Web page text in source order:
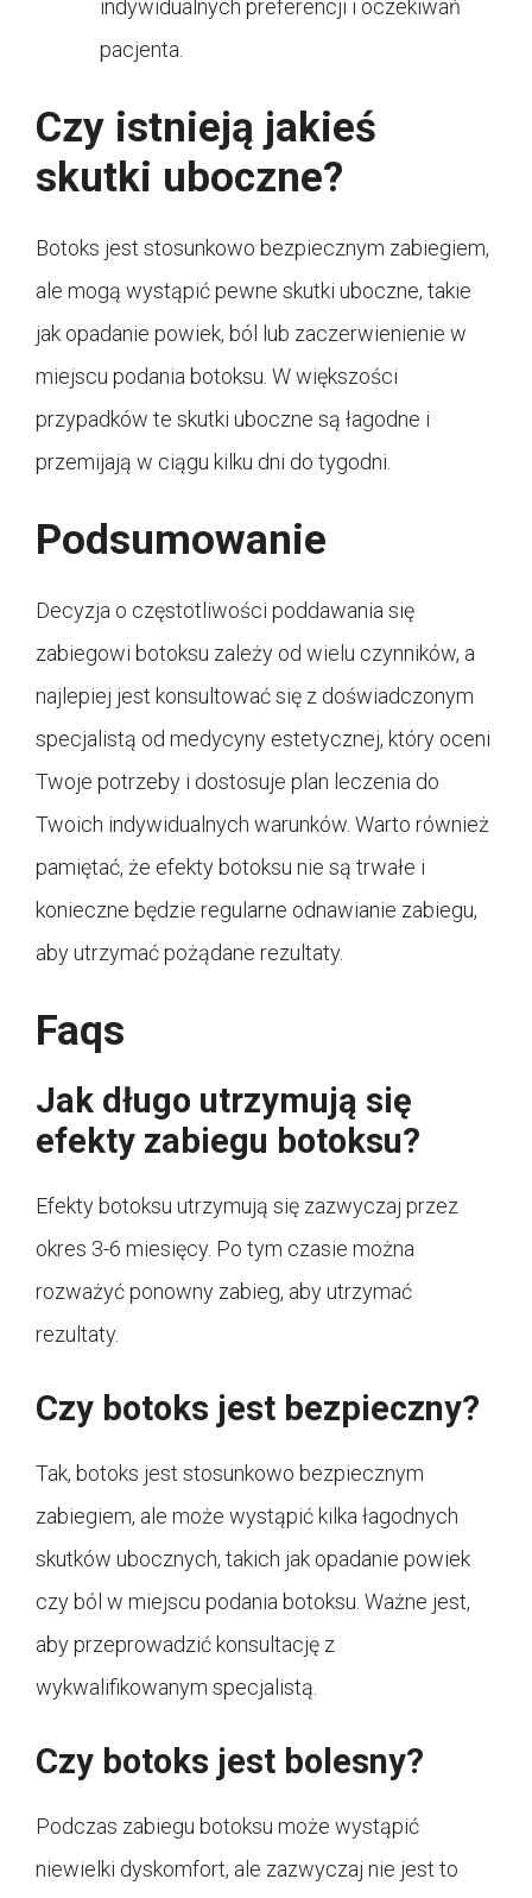
indywidualnych preferencji i oczekiwań
pacjenta.
Czy istnieją jakieś
skutki uboczne?
Botoks jest stosunkowo bezpiecznym zabiegiem,
ale mogą wystąpić pewne skutki uboczne, takie
jak opadanie powiek, ból lub zaczerwienienie w
miejscu podania botoksu. W większości
przypadków te skutki uboczne są łagodne i
przemijają w ciągu kilku dni do tygodni.
Podsumowanie
Decyzja o częstotliwości poddawania się
zabiegowi botoksu zależy od wielu czynników, a
najlepiej jest konsultować się z doświadczonym
specjalistą od medycyny estetycznej, który oceni
Twoje potrzeby i dostosuje plan leczenia do
Twoich indywidualnych warunków. Warto również
pamiętać, że efekty botoksu nie są trwałe i
konieczne będzie regularne odnawianie zabiegu,
aby utrzymać pożądane rezultaty.
Faqs
Jak długo utrzymują się
efekty zabiegu botoksu?
Efekty botoksu utrzymują się zazwyczaj przez
okres 3-6 miesięcy. Po tym czasie można
rozważyć ponowny zabieg, aby utrzymać
rezultaty.
Czy botoks jest bezpieczny?
Tak, botoks jest stosunkowo bezpiecznym
zabiegiem, ale może wystąpić kilka łagodnych
skutków ubocznych, takich jak opadanie powiek
czy ból w miejscu podania botoksu. Ważne jest,
aby przeprowadzić konsultację z
wykwalifikowanym specjalistą.
Czy botoks jest bolesny?
Podczas zabiegu botoksu może wystąpić
niewielki dyskomfort, ale zazwyczaj nie jest to